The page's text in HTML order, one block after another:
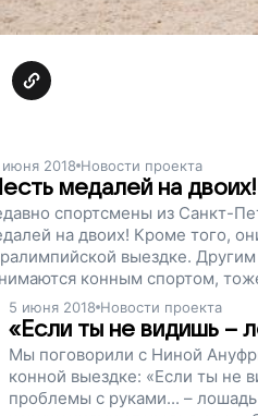
июня 2018 Новости проекта
медалей на двоих!
спортсмены из Санкт-
на двоих! Кроме того,
выездке.
конным спортом,
Помогите им
поддержите наш проект!
5 июня 2018 Новости проекта
«Если ты не видишь –
Мы поговорили с Ниной
конной выездке: «Если ты не
проблемы с руками... –